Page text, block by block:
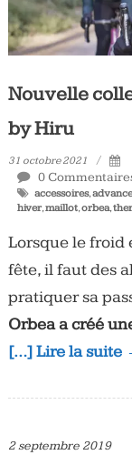
Nouvelle
by Hiru
31 octobre 2021
0
accessoires,
hiver,maillot,orbea,
Lorsque le froid
fête, il faut des
pratiquer sa
Orbea a créé
[…] Lire la suite
2 septembre 2019